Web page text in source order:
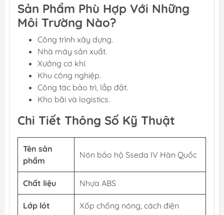
Sản Phẩm Phù Hợp Với Những
Môi Trường Nào?
Công trình xây dựng.
Nhà máy sản xuất.
Xưởng cơ khí.
Khu công nghiệp.
Công tác bảo trì, lắp đặt.
Kho bãi và logistics.
Chi Tiết Thông Số Kỹ Thuật
Tên sản
phẩm
Nón bảo hộ Sseda IV Hàn Quốc
Chất liệu Nhựa ABS
Lớp lót Xốp chống nóng, cách điện